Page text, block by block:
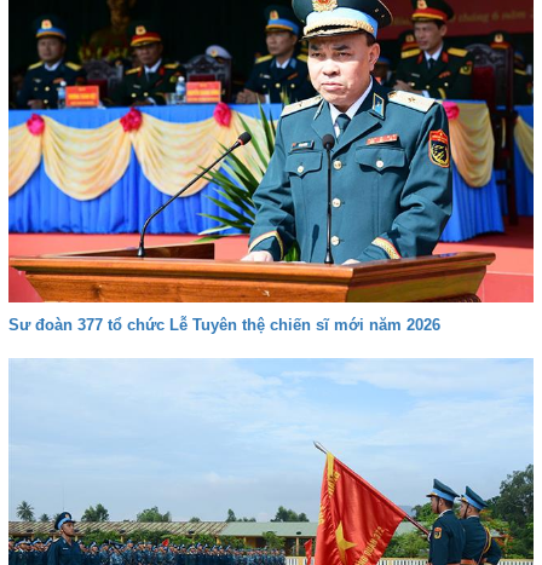
Sư đoàn 377 tổ chức Lễ Tuyên thệ chiến sĩ mới năm 2026